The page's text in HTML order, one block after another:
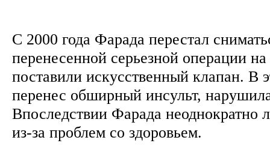
С 2000 года Фарада перестал
перенесенной серьезной операции
поставили искусственный клапан. В
перенес обширный инсульт,
Впоследствии Фарада неоднократно
из-за проблем со здоровьем.